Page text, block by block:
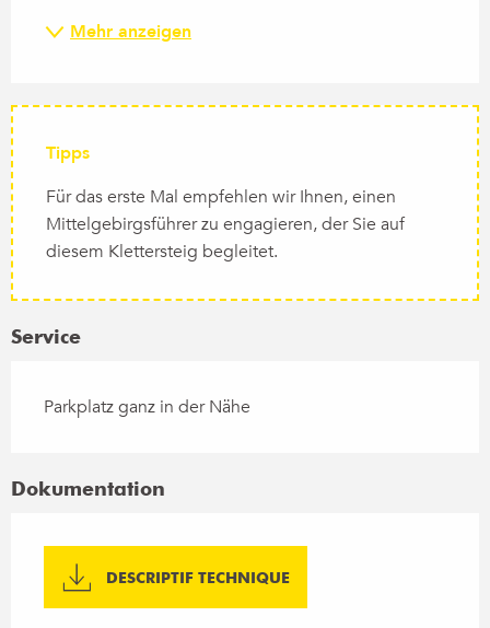
Mehr anzeigen
Tipps
Für das erste Mal empfehlen wir Ihnen, einen
Mittelgebirgsführer zu engagieren, der Sie auf
diesem Klettersteig begleitet.
Service
Parkplatz ganz in der Nähe
Dokumentation
DESCRIPTIF TECHNIQUE